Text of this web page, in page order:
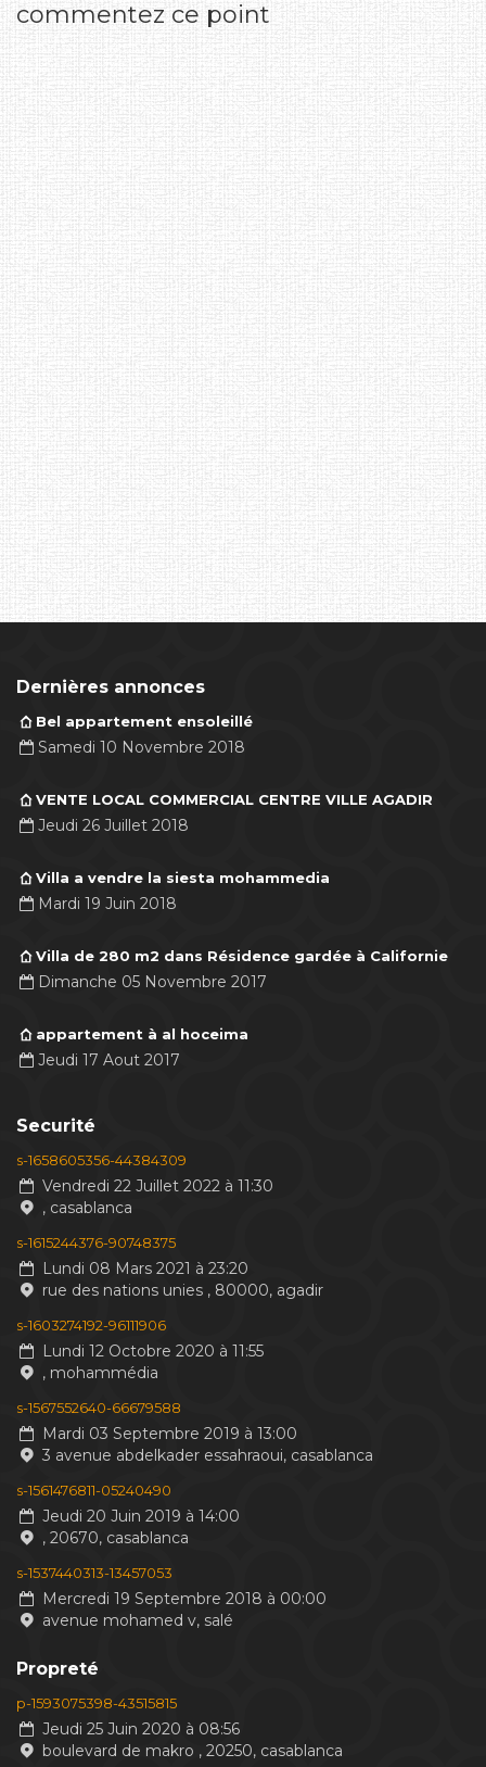
commentez ce point
Dernières annonces
Bel appartement ensoleillé
Samedi 10 Novembre 2018
VENTE LOCAL COMMERCIAL CENTRE VILLE AGADIR
Jeudi 26 Juillet 2018
Villa a vendre la siesta mohammedia
Mardi 19 Juin 2018
Villa de 280 m2 dans Résidence gardée à Californie
Dimanche 05 Novembre 2017
appartement à al hoceima
Jeudi 17 Aout 2017
Securité
s-1658605356-44384309
Vendredi 22 Juillet 2022 à 11:30
, casablanca
s-1615244376-90748375
Lundi 08 Mars 2021 à 23:20
rue des nations unies , 80000, agadir
s-1603274192-96111906
Lundi 12 Octobre 2020 à 11:55
, mohammédia
s-1567552640-66679588
Mardi 03 Septembre 2019 à 13:00
3 avenue abdelkader essahraoui, casablanca
s-1561476811-05240490
Jeudi 20 Juin 2019 à 14:00
, 20670, casablanca
s-1537440313-13457053
Mercredi 19 Septembre 2018 à 00:00
avenue mohamed v, salé
Propreté
p-1593075398-43515815
Jeudi 25 Juin 2020 à 08:56
boulevard de makro , 20250, casablanca